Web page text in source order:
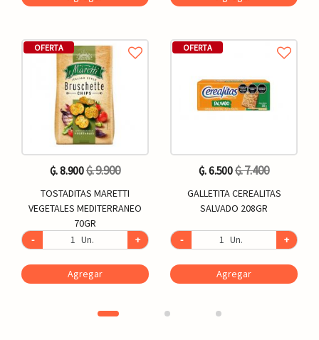
OFERTA
₲. 8.900₲. 9.900
TOSTADITAS MARETTI
VEGETALES MEDITERRANEO
70GR
-
Un. +
Agregar
OFERTA
₲. 6.500₲. 7.400
GALLETITA CEREALITAS
SALVADO 208GR
- Un. +
Agregar